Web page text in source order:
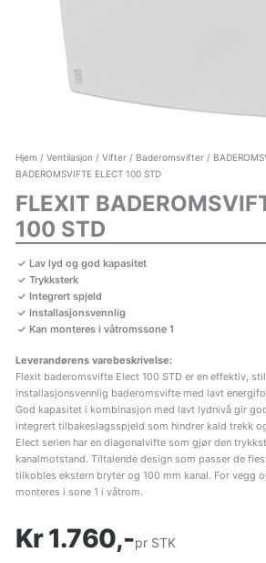
Hjem / Ventilasjon / Vifter/ Baderomsvifter/
BADEROMSVIFTE ELECT 100 STD
FLEXIT
100 STD
Lav lyd og god kapasitet
Trykksterk
Integrert spjeld
Installasjonsvennlig
Kan monteres i våtromssone 1
Leverandørens varebeskrivelse:
Flexit baderomsvifte Elect 100 STD er en effektiv,
installasjonsvennlig baderomsvifte med lavt
God kapasitet i kombinasjon med lavt lydnivå gir
integrert tilbakeslagsspjeld som hindrer kald trekk
Elect serien har en diagonalvifte som gjør den
kanalmotstand. Tiltalende design som passer de
tilkobles ekstern bryter og 100 mm kanal. For vegg
monteres i sone 1 i våtrom.
Kr 1.760,-pr STK